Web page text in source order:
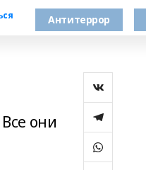
Антитеррор
они